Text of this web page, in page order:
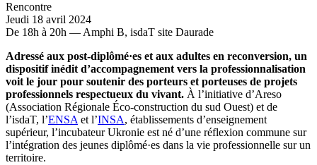
Rencontre
Jeudi 18 avril 2024
De 18h à 20h — Amphi B, isdaT site Daurade
Adressé aux post-diplômé·es et aux adultes en reconversion, un
dispositif inédit d’accompagnement vers la professionnalisation
voit le jour pour soutenir des porteurs et porteuses de projets
professionnels respectueux du vivant. À l’initiative d’Areso
(Association Régionale Éco-construction du sud Ouest) et de
l’isdaT, l’ENSA et l’INSA, établissements d’enseignement
supérieur, l’incubateur Ukronie est né d’une réflexion commune sur
l’intégration des jeunes diplômé·es dans la vie professionnelle sur un
territoire.